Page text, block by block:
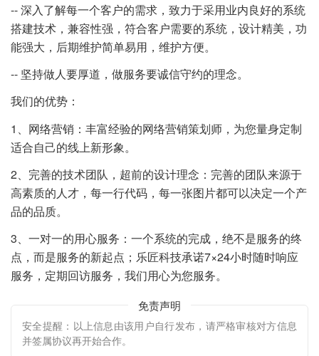
-- 深入了解每一个客户的需求，致力于采用业内良好的系统
搭建技术，兼容性强，符合客户需要的系统，设计精美，功
能强大，后期维护简单易用，维护方便。
-- 坚持做人要厚道，做服务要诚信守约的理念。
我们的优势：
1、网络营销：丰富经验的网络营销策划师，为您量身定制
适合自己的线上新形象。
2、完善的技术团队，超前的设计理念：完善的团队来源于
高素质的人才，每一行代码，每一张图片都可以决定一个产
品的品质。
3、一对一的用心服务：一个系统的完成，绝不是服务的终
点，而是服务的新起点；乐匠科技承诺7×24小时随时响应
服务，定期回访服务，我们用心为您服务。
免责声明
安全提醒：以上信息由该用户自行发布，请严格审核对方信息
并签属协议再开始合作。